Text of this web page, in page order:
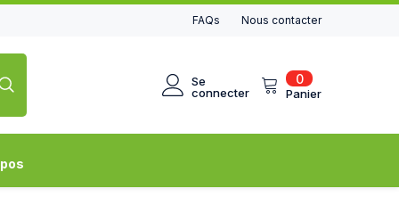
FAQs Nous contacter
00
article
Panier
Se
connecter